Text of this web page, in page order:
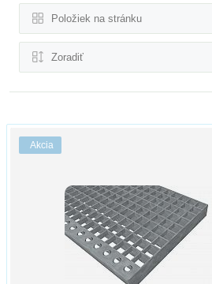
Položiek na stránku
Zoradiť
Akcia